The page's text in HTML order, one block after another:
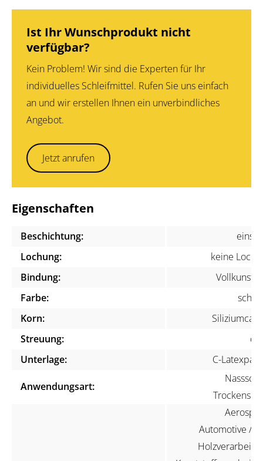
Ist Ihr Wunschprodukt nicht
verfügbar?
Kein Problem! Wir sind die Experten für Ihr
individuelles Schleifmittel. Rufen Sie uns einfach
an und wir erstellen Ihnen ein unverbindliches
Angebot.
Jetzt anrufen
Eigenschaften
Beschichtung:
Lochung:
keine
Bindung:
Farbe:
Korn:
Streuung:
Unterlage:
C-
Anwendungsart:
Automotive /